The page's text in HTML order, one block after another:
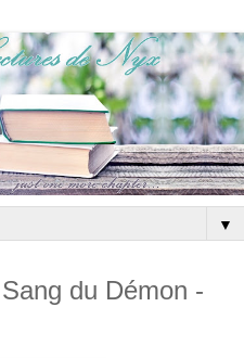
▼
du Démon -